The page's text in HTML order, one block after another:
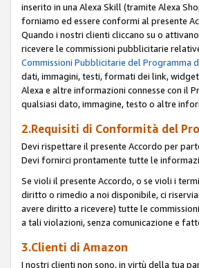
inserito in una Alexa Skill (tramite Alexa
forniamo ed essere conformi al presente
Quando i nostri clienti cliccano su o
ricevere le commissioni pubblicitarie
Commissioni Pubblicitarie del Programma
dati, immagini, testi, formati dei link,
Alexa e altre informazioni connesse con il
qualsiasi dato, immagine, testo o altre
2.Requisiti di Conformità del
Devi rispettare il presente Accordo per
Devi fornirci prontamente tutte le
Se violi il presente Accordo, o se violi i
diritto o rimedio a noi disponibile, ci
avere diritto a ricevere) tutte le
a tali violazioni, senza comunicazione e
3.Clienti di Amazon
I nostri clienti non sono, in virtù della tua